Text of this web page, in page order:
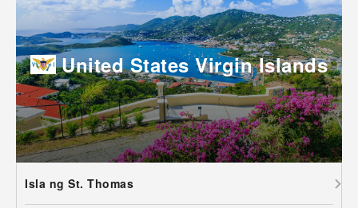
United States Virgin Islands
Isla ng St. Thomas